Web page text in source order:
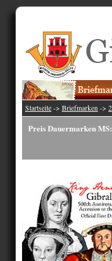
Startseite -> Briefmarken ->
Preis Dauermarken